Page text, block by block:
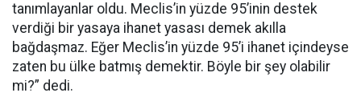
tanımlayanlar oldu. Meclis’in yüzde 95’inin destek
verdiği bir yasaya ihanet yasası demek akılla
bağdaşmaz. Eğer Meclis’in yüzde 95’i ihanet içindeyse
zaten bu ülke batmış demektir. Böyle bir şey olabilir
mi?” dedi.